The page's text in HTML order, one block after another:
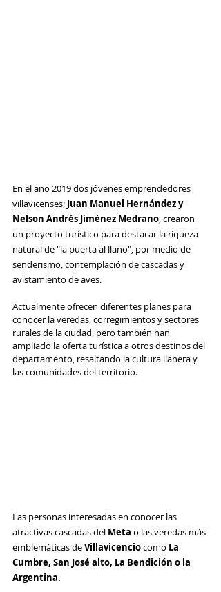
En el año 2019 dos jóvenes emprendedores
villavicenses; Juan Manuel Hernández y
Nelson Andrés Jiménez Medrano , crearon
un proyecto turístico para destacar la riqueza
natural de "la puerta al llano", por medio de
senderismo, contemplación de cascadas y
avistamiento de aves.
Actualmente ofrecen diferentes planes para
conocer la veredas, corregimientos y sectores
rurales de la ciudad, pero también han
ampliado la oferta turística a otros destinos del
departamento, resaltando la cultura llanera y
las comunidades del territorio.
Las personas interesadas en conocer las
atractivas cascadas del Meta o las veredas más
emblemáticas de Villavicencio como La
Cumbre, San José alto, La Bendición o la
Argentina.